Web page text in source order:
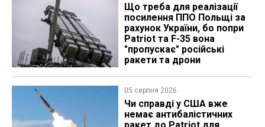
Що треба для реалізації
посилення ППО Польщі за
рахунок України, бо попри
Patriot та F-35 вона
"пропускає" російські
ракети та дрони
05 серпня 2026
Чи справді у США вже
немає антибалістичних